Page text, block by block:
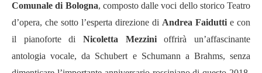
Comunale di Bologna, composto dalle voci dello storico Teatro
d’opera, che sotto l’esperta direzione di Andrea Faidutti e con
il pianoforte di Nicoletta Mezzinioffrirà un’affascinante
antologia vocale, da Schubert e Schumann a Brahms, senza